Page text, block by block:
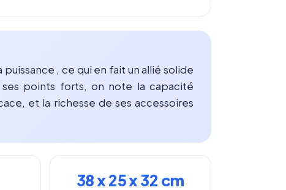
, ce qui en fait un allié solide
ses points forts, on note la capacité
et la richesse de ses accessoires
38 x 25 x 32 cm